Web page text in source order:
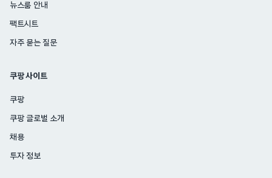
뉴스룸 안내
팩트시트
자주 묻는 질문
쿠팡 사이트
쿠팡
쿠팡 글로벌 소개
채용
투자 정보